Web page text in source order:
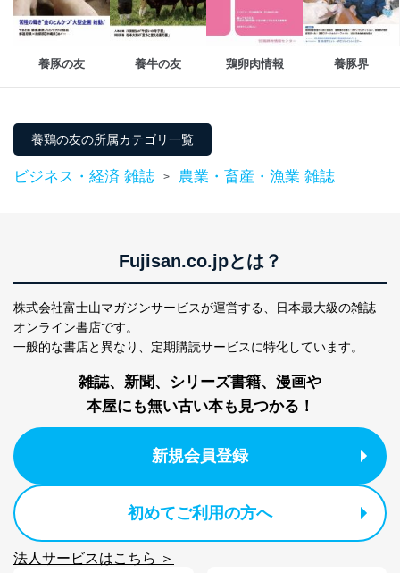
設定しています。
個人情報保護マネジメントシステムの継続的改善
当社は、内部監査及びマネジメントレビューの機会を通
じて、個人情報保護マネジメントシステムを継続的に改
苦情及び相談受付け窓口
貴殿の個人情報及び当社の個人情報保護マネジメントシ
株式会社富士山マガジンサービス 個人情報問い合わせ
FAX：03-5459-7073
e-mail：cs@fujisan.co.jp
改訂：2025年2月20日
株式会社富士山マガジンサービス
代表取締役会長 西野 伸一郎
個人情報の取扱いについて
１．個人情報保護管理者
護管理者の責任のもと、個人情報を取得・アクセス・利
東京都渋谷区南平台町16-11
養豚の友 養牛の友 鶏卵肉情報 養豚界
養鶏の友の所属カテゴリ一覧
ビジネス・経済 雑誌 > 農業・畜産・漁業 雑誌
Fujisan.co.jpとは？
株式会社富士山マガジンサービスが運営する、
日本最大級の雑誌
オンライン書店です。
一般的な書店と異なり、 定期購読サービスに特化しています。
雑誌、新聞、シリーズ書籍、漫画や
本屋にも無い古い本も見つかる！
新規会員登録
初めてご利用の方へ
法人サービスはこちら ＞